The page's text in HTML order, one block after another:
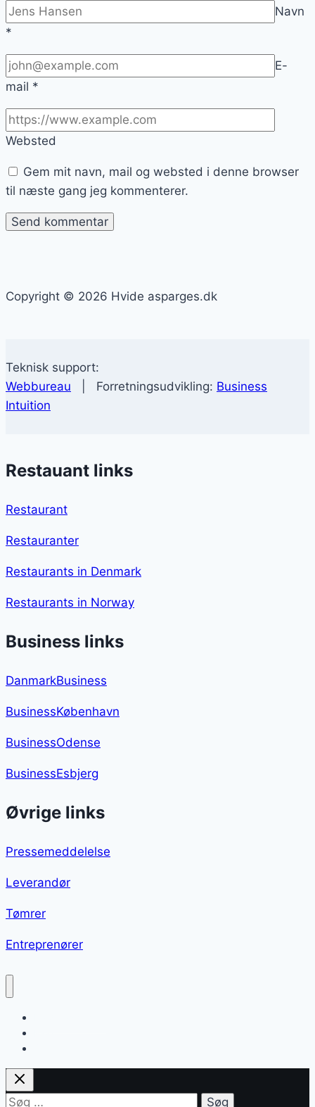
Navn
*
E-
mail *
Websted
Gem mit navn, mail og websted i denne browser
til næste gang jeg kommenterer.
Copyright © 2026 Hvide asparges.dk
Teknisk support:
Webbureau | Forretningsudvikling: Business
Intuition
Restauant links
Restaurant
Restauranter
Restaurants in Denmark
Restaurants in Norway
Business links
DanmarkBusiness
BusinessKøbenhavn
BusinessOdense
BusinessEsbjerg
Øvrige links
Pressemeddelelse
Leverandør
Tømrer
Entreprenører
Søg